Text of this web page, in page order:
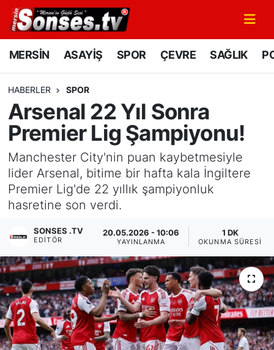
MERSİN ASAYİŞ SPOR ÇEVRE SAĞLIK
HABERLER SPOR
Arsenal 22 Yıl Sonra
Premier Lig Şampiyonu!
Manchester City'nin puan kaybetmesiyle
lider Arsenal, bitime bir hafta kala İngiltere
Premier Lig'de 22 yıllık şampiyonluk
hasretine son verdi.
SONSES .TV
EDITÖR
20.05.2026 - 10:06
YAYINLANMA
1 DK
OKUNMA SÜRESI
MERSİN
SPOR
GÜNÜN MANŞETİ
DÜNYA
KÜLTÜR - SANAT
MAGAZİN
SAĞLIK
Siyaset
YEREL HABER
Mersin Nöbetçi Eczaneler
Mersin Namaz Vakitleri
Mersin Trafik Yoğunluk Haritası
Süper Lig Puan Durumu ve Fikstür
Tüm Manşetler
Son Dakika Haberleri
Haber Arşivi